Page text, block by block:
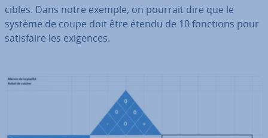
cibles. Dans notre exemple, on pourrait dire que le
système de coupe doit être étendu de 10 fonctions pour
sa­tis­faire les exigences.